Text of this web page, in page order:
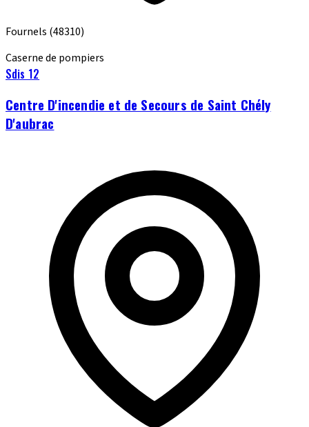
Fournels (48310)
Caserne de pompiers
Sdis 12
Centre D'incendie et de Secours de Saint Chély
D'aubrac